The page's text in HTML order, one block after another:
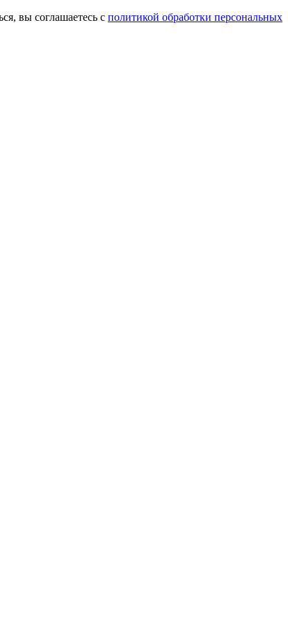
вы соглашаетесь с политикой обработки персональных